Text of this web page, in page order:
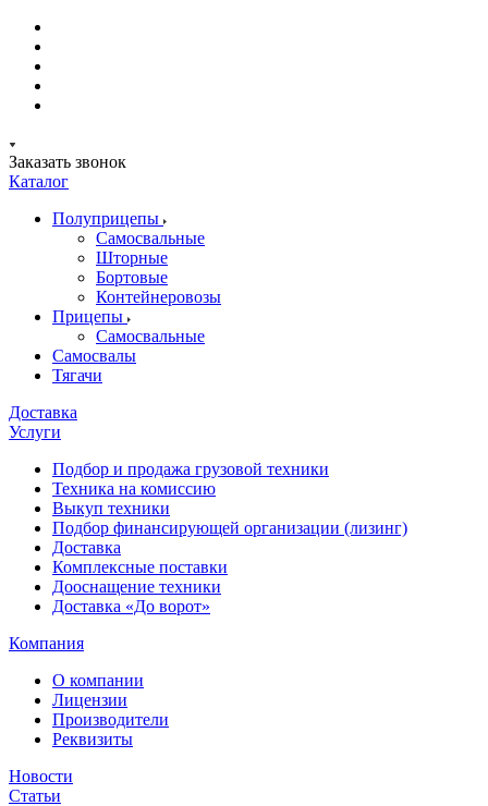
Заказать звонок
Каталог
Полуприцепы
Самосвальные
Шторные
Бортовые
Контейнеровозы
Прицепы
Самосвальные
Самосвалы
Тягачи
Доставка
Услуги
Подбор и продажа грузовой техники
Техника на комиссию
Выкуп техники
Подбор финансирующей организации (лизинг)
Доставка
Комплексные поставки
Дооснащение техники
Доставка «До ворот»
Компания
О компании
Лицензии
Производители
Реквизиты
Новости
Статьи